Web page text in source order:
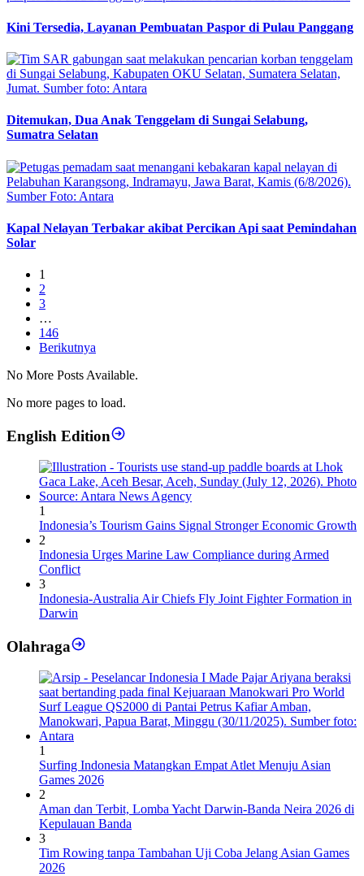
Kini Tersedia, Layanan Pembuatan Paspor di Pulau Panggang
Ditemukan, Dua Anak Tenggelam di Sungai Selabung,
Sumatra Selatan
Kapal Nelayan Terbakar akibat Percikan Api saat Pemindahan
Solar
1
2
3
…
146
Berikutnya
No More Posts Available.
No more pages to load.
English Edition
1
Indonesia’s Tourism Gains Signal Stronger Economic Growth
2
Indonesia Urges Marine Law Compliance during Armed
Conflict
3
Indonesia-Australia Air Chiefs Fly Joint Fighter Formation in
Darwin
Olahraga
1
Surfing Indonesia Matangkan Empat Atlet Menuju Asian
Games 2026
2
Aman dan Terbit, Lomba Yacht Darwin-Banda Neira 2026 di
Kepulauan Banda
3
Tim Rowing tanpa Tambahan Uji Coba Jelang Asian Games
2026